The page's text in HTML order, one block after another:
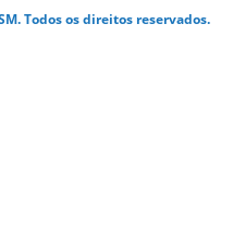
Todos os direitos reservados.